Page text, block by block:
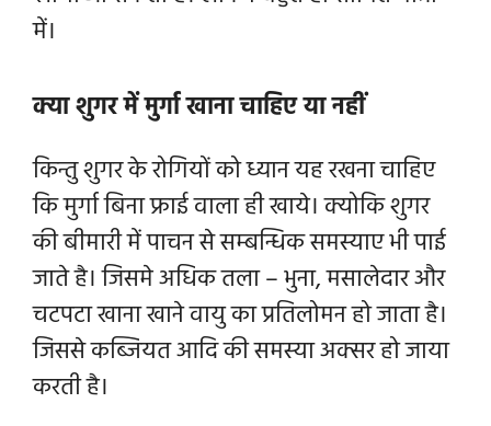
में।
क्या शुगर में मुर्गा खाना चाहिए या नहीं
किन्तु शुगर के रोगियों को ध्यान यह रखना चाहिए
कि मुर्गा बिना फ्राई वाला ही खाये। क्योकि शुगर
की बीमारी में पाचन से सम्बन्धिक समस्याए भी पाई
जाते है। जिसमे अधिक तला – भुना, मसालेदार और
चटपटा खाना खाने वायु का प्रतिलोमन हो जाता है।
जिससे कब्जियत आदि की समस्या अक्सर हो जाया
करती है।